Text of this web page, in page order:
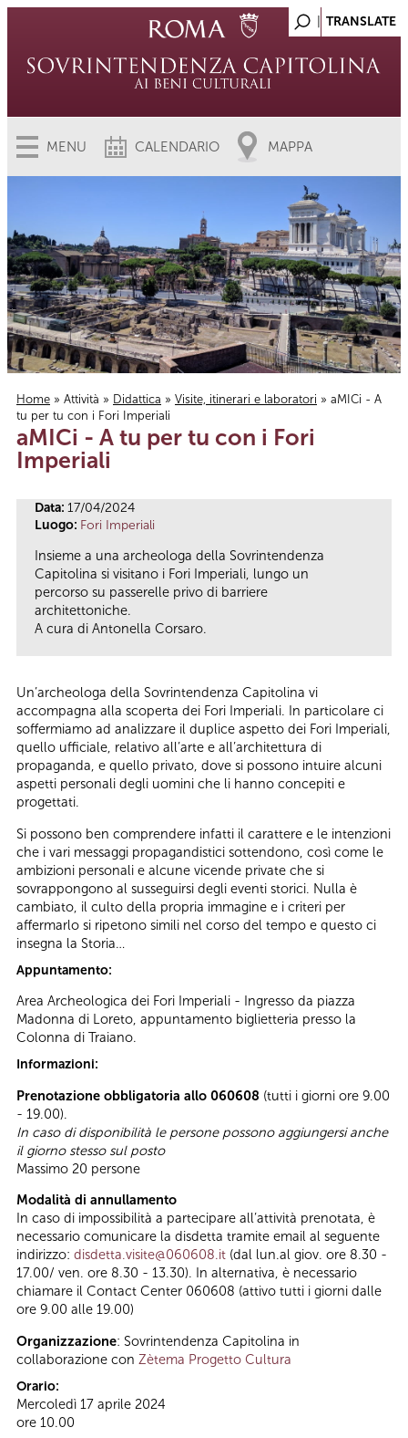
MENU CALENDARIO MAPPA
Tu sei qui
Home » Attività » Didattica » Visite, itinerari e laboratori » aMICi - A
tu per tu con i Fori Imperiali
aMICi - A tu per tu con i Fori
Imperiali
Data: 17/04/2024
Luogo: Fori Imperiali
Insieme a una archeologa della Sovrintendenza
Capitolina si visitano i Fori Imperiali, lungo un
percorso su passerelle privo di barriere
architettoniche.
A cura di Antonella Corsaro.
Un’archeologa della Sovrintendenza Capitolina vi
accompagna alla scoperta dei Fori Imperiali. In particolare ci
soffermiamo ad analizzare il duplice aspetto dei Fori Imperiali,
quello ufficiale, relativo all’arte e all’architettura di
propaganda, e quello privato, dove si possono intuire alcuni
aspetti personali degli uomini che li hanno concepiti e
progettati.
Si possono ben comprendere infatti il carattere e le intenzioni
che i vari messaggi propagandistici sottendono, così come le
ambizioni personali e alcune vicende private che si
sovrappongono al susseguirsi degli eventi storici. Nulla è
cambiato, il culto della propria immagine e i criteri per
affermarlo si ripetono simili nel corso del tempo e questo ci
insegna la Storia…
Appuntamento:
Area Archeologica dei Fori Imperiali - Ingresso da piazza
Madonna di Loreto, appuntamento biglietteria presso la
Colonna di Traiano.
Informazioni:
Prenotazione obbligatoria allo 060608 (tutti i giorni ore 9.00
- 19.00).
In caso di disponibilità le persone possono aggiungersi anche
il giorno stesso sul posto
Massimo 20 persone
Modalità di annullamento
In caso di impossibilità a partecipare all’attività prenotata, è
necessario comunicare la disdetta tramite email al seguente
indirizzo: disdetta.visite@060608.it (dal lun.al giov. ore 8.30 -
17.00/ ven. ore 8.30 - 13.30). In alternativa, è necessario
chiamare il Contact Center 060608 (attivo tutti i giorni dalle
ore 9.00 alle 19.00)
Organizzazione: Sovrintendenza Capitolina in
collaborazione con Zètema Progetto Cultura
Orario:
Mercoledì 17 aprile 2024
ore 10.00